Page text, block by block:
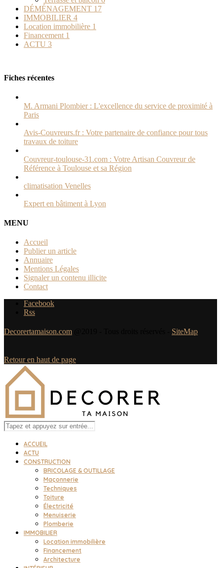
DÉMÉNAGEMENT 17
IMMOBILIER 4
Location immobilière 1
Financement 1
ACTU 3
Fiches récentes
M. Armani Plombier : L'excellence du service de proximité à
Paris
Avis-Couvreurs.fr : Votre partenaire de confiance pour tous
travaux de toiture
Couvreur-toulouse-31.com : Votre Artisan Couvreur de
Référence à Toulouse et sa Région
climatisation Venelles
Expert en bâtiment à Lyon
MENU
Accueil
Publier un article
Annuaire
Mentions Légales
Signaler un contenu illicite
Contact
Facebook
Rss
Decorertamaison.com SiteMap
Retour en haut de page
ACCUEIL
ACTU
CONSTRUCTION
BRICOLAGE & OUTILLAGE
Maçonnerie
Techniques
Toiture
Électricité
Menuiserie
Plomberie
IMMOBILIER
Location immobilière
Financement
Architecture